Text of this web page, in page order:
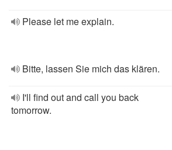
Please let me explain.
Bitte, lassen Sie mich das klären.
I'll find out and call you back
tomorrow.